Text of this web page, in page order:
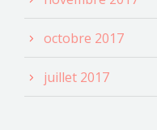
octobre 2017
juillet 2017